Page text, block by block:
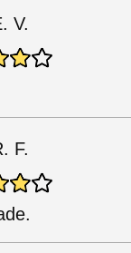
V.
F.